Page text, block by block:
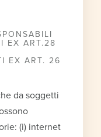
EX ART.28
EX ART. 26
da soggetti
(i) internet